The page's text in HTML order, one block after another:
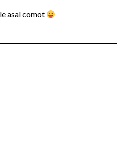
asal comot